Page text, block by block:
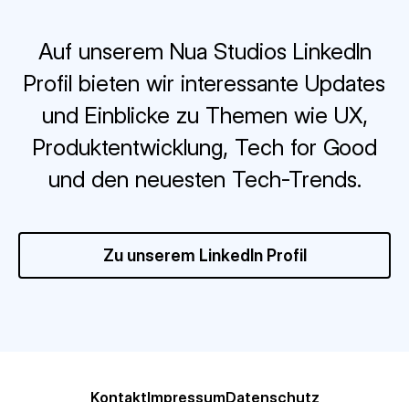
Auf unserem Nua Studios LinkedIn
Profil bieten wir interessante Updates
und Einblicke zu Themen wie UX,
Produktentwicklung, Tech for Good
und den neuesten Tech-Trends.
Zu unserem LinkedIn Profil
KontaktImpressumDatenschutz